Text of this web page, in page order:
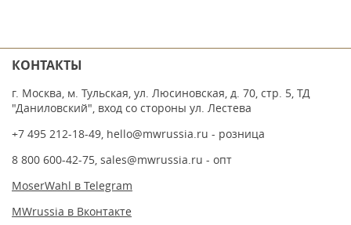
КОНТАКТЫ
г. Москва, м. Тульская, ул. Люсиновская, д. 70, стр. 5, ТД
"Даниловский", вход со стороны ул. Лестева
+7 495 212-18-49, hello@mwrussia.ru - розница
8 800 600-42-75, sales@mwrussia.ru - опт
MoserWahl в Telegram
MWrussia в Вконтакте